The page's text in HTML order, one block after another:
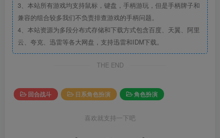
3、本站所有游戏均支持鼠标，键盘，手柄游玩，但是手柄牌子和
兼容的组合较多我们不负责排查游戏的手柄问题。
4、本站资源为多段分布式存储和下载方式包含百度、天翼、阿里
云、夸克、迅雷等各大网盘，支持迅雷和IDM下载。
THE END
回合战斗 日系角色扮演 角色扮演
喜欢就支持一下吧